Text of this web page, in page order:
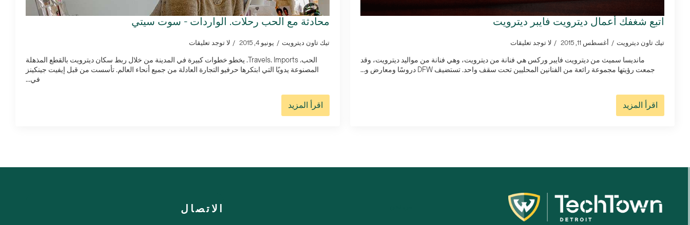
اتبع شغفك أعمال ديترويت فايبر ديترويت
تيك تاون ديترويت أغسطس 11, 2015 لا توجد تعليقات
مانديسا سميث من ديترويت فايبر وركس هي فنانة من ديترويت، وهي فنانة من مواليد ديترويت، وقد
جمعت رؤيتها مجموعة رائعة من الفنانين المحليين تحت سقف واحد. تستضيف DFW دروسًا ومعارض و...
اقرأ المزيد
محادثة مع الحب رحلات. الواردات - سوت سيتي
تيك تاون ديترويت يونيو 4, 2015 لا توجد تعليقات
الحب. Travels. Imports. يخطو خطوات كبيرة في المدينة من خلال ربط سكان ديترويت بالقطع المذهلة
المصنوعة يدويًا التي ابتكرها حرفيو التجارة العادلة من جميع أنحاء العالم. تأسست من قبل إيفيت جينكينز
في...
اقرأ المزيد
الاتصال